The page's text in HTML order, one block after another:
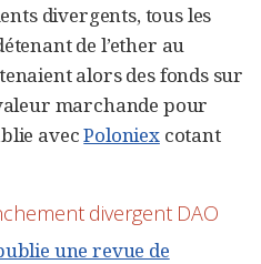
divergents, tous les
de l’ether au
alors des fonds sur
marchande pour
avecPoloniexcotant
divergent DAO
une revue de